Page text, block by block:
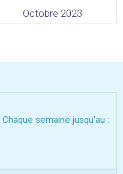
Octobre 2023
Chaque semaine jusqu'au :